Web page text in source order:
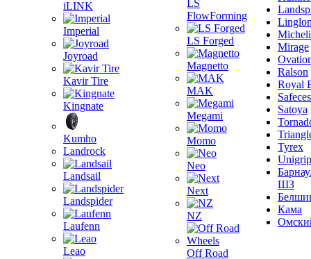
iLINK
Imperial
Joyroad
Kavir Tire
Kingnate
Kumho
Landrock
Landsail
Landspider
Laufenn
Leao
LS
FlowForming
LS Forged
Magnetto
MAK
Megami
Momo
Neo
Next
NZ
Off Road
Mirage
Ralson
Royal
Satoya
Tyrex
Unigrip
ШЗ
Кама